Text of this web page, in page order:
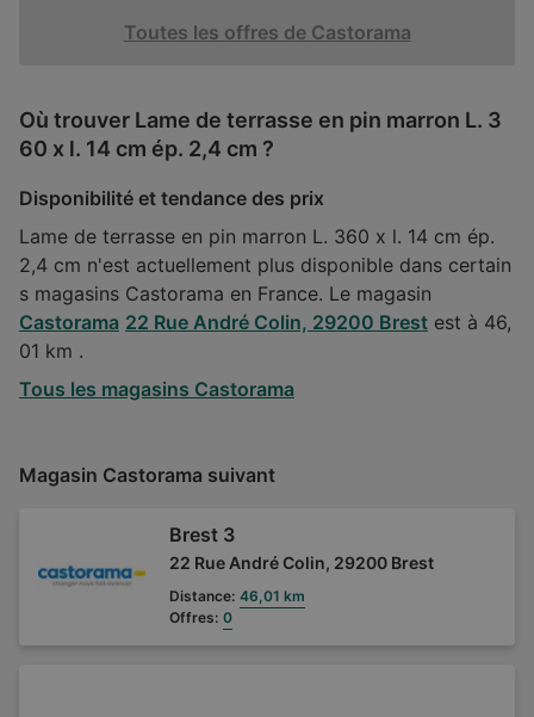
Toutes les offres de Castorama
Où trouver Lame de terrasse en pin marron L. 3
60 x l. 14 cm ép. 2,4 cm ?
Disponibilité et tendance des prix
Lame de terrasse en pin marron L. 360 x l. 14 cm ép.
2,4 cm n'est actuellement plus disponible dans certain
s magasins Castorama en France. Le magasin
Castorama 22 Rue André Colin, 29200 Brest est à 46,
01 km .
Tous les magasins Castorama
Magasin Castorama suivant
Brest 3
22 Rue André Colin, 29200 Brest
Distance: 46,01 km
Offres: 0